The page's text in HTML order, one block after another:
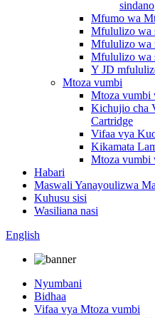
sindano
Mfumo wa
Mfululizo wa
Mfululizo wa
Mfululizo wa
Y JD
Mtoza vumbi
Mtoza vumbi
Kichujio cha
Cartridge
Vifaa vya
Kikamata
Mtoza vumbi
Habari
Maswali Yanayoulizwa
Kuhusu sisi
Wasiliana nasi
English
Nyumbani
Bidhaa
Vifaa vya Mtoza vumbi